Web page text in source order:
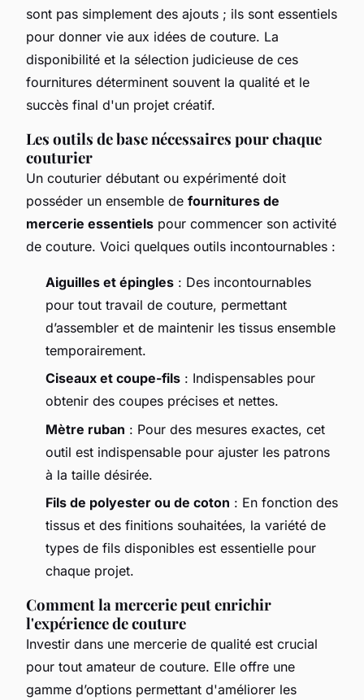
sont pas simplement des ajouts ; ils sont essentiels
pour donner vie aux idées de couture. La
disponibilité et la sélection judicieuse de ces
fournitures déterminent souvent la qualité et le
succès final d'un projet créatif.
Les outils de base nécessaires pour chaque
couturier
Un couturier débutant ou expérimenté doit
posséder un ensemble de fournitures de
mercerie essentiels pour commencer son activité
de couture. Voici quelques outils incontournables :
Aiguilles et épingles : Des incontournables
pour tout travail de couture, permettant
d’assembler et de maintenir les tissus ensemble
temporairement.
Ciseaux et coupe-fils : Indispensables pour
obtenir des coupes précises et nettes.
Mètre ruban : Pour des mesures exactes, cet
outil est indispensable pour ajuster les patrons
à la taille désirée.
Fils de polyester ou de coton : En fonction des
tissus et des finitions souhaitées, la variété de
types de fils disponibles est essentielle pour
chaque projet.
Comment la mercerie peut enrichir
l'expérience de couture
Investir dans une mercerie de qualité est crucial
pour tout amateur de couture. Elle offre une
gamme d’options permettant d'améliorer les